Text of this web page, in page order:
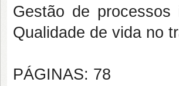
Gestão de processos
Qualidade de vida no
PÁGINAS: 78